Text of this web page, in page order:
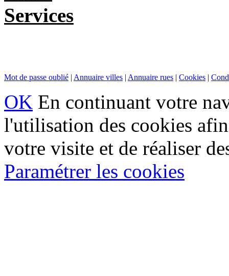
Services
Mot de passe oublié | Annuaire villes | Annuaire rues | Cookies |
OK En continuant votre
l'utilisation des cookies
votre visite et de réaliser
Paramétrer les cookies